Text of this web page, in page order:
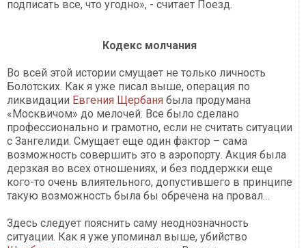
подписать все, что угодно», - считает Поезд.
Кодекс молчания
Во всей этой истории смущает не только личность
Болотских. Как я уже писал выше, операция по
ликвидации Евгения Щербаня была продумана
«Москвичом» до мелочей. Все было сделано
профессионально и грамотно, если не считать ситуации
с Зангелиди. Смущает еще один фактор – сама
возможность совершить это в аэропорту. Акция была
дерзкая во всех отношениях, и без поддержки еще
кого-то очень влиятельного, допустившего в принципе
такую возможность была бы обречена на провал…
Здесь следует пояснить саму неоднозначность
ситуации. Как я уже упоминал выше, убийство